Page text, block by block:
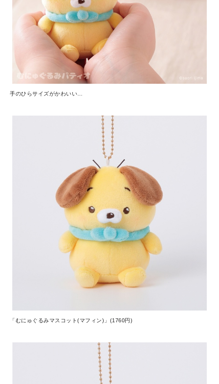
手のひらサイズがかわいい…
「むにゅぐるみマスコット(マフィン)」(1760円)